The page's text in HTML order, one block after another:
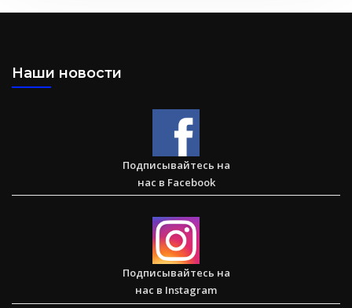
Два часа, которые изменили жизнь буддистского монаха
(Стэн и Лана — Иисус без границ) (BBS05030)
Спасаем. Восстанавливаем. Обучаем. Помогите нам
Наши новости
Подписывайтесь на
нас в Facebook
Подписывайтесь на
нас в Instagram